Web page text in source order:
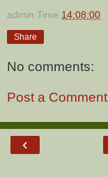
admin Time 14:08:00
Share
No comments:
Post a Comment
‹